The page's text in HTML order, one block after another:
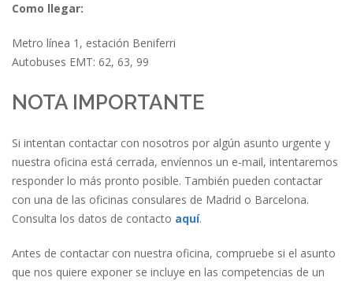
Como llegar:
Metro línea 1, estación Beniferri
Autobuses EMT: 62, 63, 99
NOTA IMPORTANTE
Si intentan contactar con nosotros por algún asunto urgente y
nuestra oficina está cerrada, envíennos un e-mail, intentaremos
responder lo más pronto posible. También pueden contactar
con una de las oficinas consulares de Madrid o Barcelona.
Consulta los datos de contacto aquí.
Antes de contactar con nuestra oficina, compruebe si el asunto
que nos quiere exponer se incluye en las competencias de un